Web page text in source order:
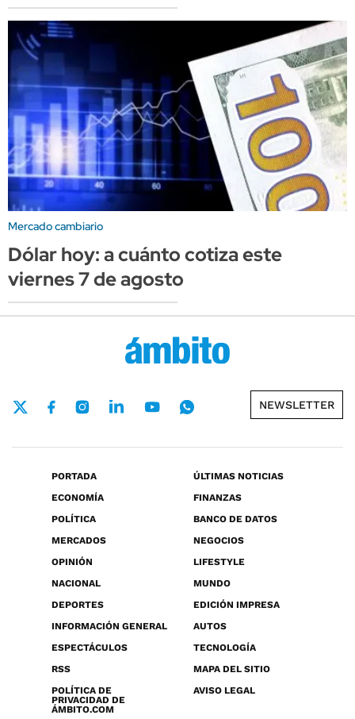
Mercado cambiario
Dólar hoy: a cuánto cotiza este
viernes 7 de agosto
NEWSLETTER
PORTADA
ÚLTIMAS NOTICIAS
ECONOMÍA
FINANZAS
POLÍTICA
BANCO DE DATOS
MERCADOS
NEGOCIOS
OPINIÓN
LIFESTYLE
NACIONAL
MUNDO
DEPORTES
EDICIÓN IMPRESA
INFORMACIÓN GENERAL
AUTOS
ESPECTÁCULOS
TECNOLOGÍA
RSS
MAPA DEL SITIO
POLÍTICA DE
PRIVACIDAD DE
ÁMBITO.COM
AVISO LEGAL